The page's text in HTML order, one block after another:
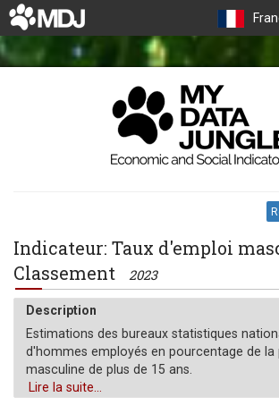
Indicateur: Taux d'emploi
Classement
2023
Description
Estimations des bureaux statistiques
d'hommes employés en pourcentage de la
masculine de plus de 15 ans.
Unité de mesure
Lire la suite...